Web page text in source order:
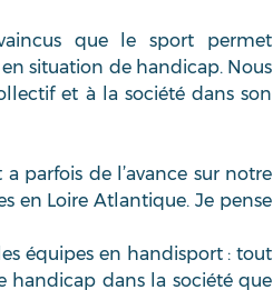
que le sport permet
situation de handicap. Nous
et à la société dans son
parfois de l’avance sur notre
en Loire Atlantique. Je pense
équipes en handisport : tout
handicap dans la société que